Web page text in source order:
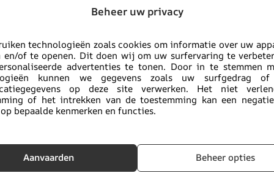
Beheer uw privacy
technologieën zoals cookies om informatie over uw
en/of te openen. Dit doen wij om uw surfervaring te
advertenties te tonen. Door in te stemmen
kunnen we gegevens zoals uw surfgedrag of
op deze site verwerken. Het niet
of het intrekken van de toestemming kan een
bepaalde kenmerken en functies.
Aanvaarden Beheer opties
de badkamer,Voor de gang,
,Voor kantoor BESTEL EEN
Koop
verantwoordelijk: